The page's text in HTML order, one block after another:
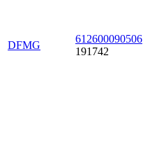
DFMG
612600090506
191742